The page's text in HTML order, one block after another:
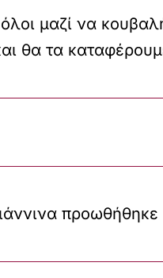
μαζί να
θα τα
προωθήθηκε